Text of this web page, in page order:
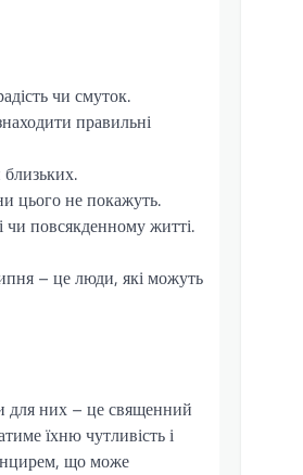
чи смуток.
правильні
близьких.
цього не покажуть.
чи повсякденному житті.
– це люди, які можуть
для них – це священний
їхню чутливість і
що може